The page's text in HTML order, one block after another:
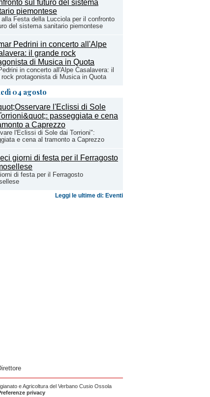
alla Festa della Lucciola per il confronto
del sistema sanitario piemontese
in concerto all'Alpe Casalavera: il
rock protagonista di Musica in Quota
04 agosto
l'Eclissi di Sole dai Torrioni":
e cena al tramonto a Caprezzo
di festa per il Ferragosto
Leggi le ultime di: Eventi
e Agricoltura del Verbano Cusio Ossola
privacy